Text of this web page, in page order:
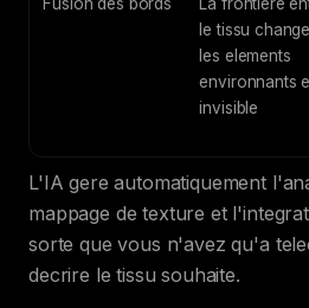
le tissu
les elements
environnants
invisible
L'IA gere automatiquement
mappage de texture et
sorte que vous n'avez qu'a
decrire le tissu souhaite.